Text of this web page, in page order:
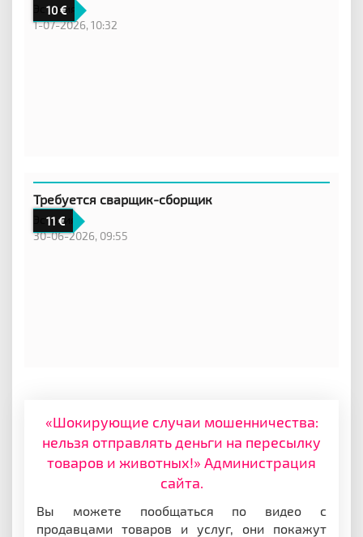
10
Эстония
1-07-2026, 10:32
11
Требуется сварщик-сборщик
Эстония
30-06-2026, 09:55
«Шокирующие случаи мошенничества:
нельзя отправлять деньги на пересылку
товаров и животных!» Администрация
сайта.
Вы можете пообщаться по видео с
продавцами товаров и услуг, они покажут